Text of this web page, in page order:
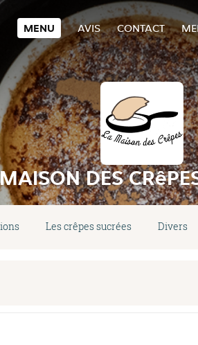
MENU AVIS CONTACT
DES
Les crêpes sucrées Divers